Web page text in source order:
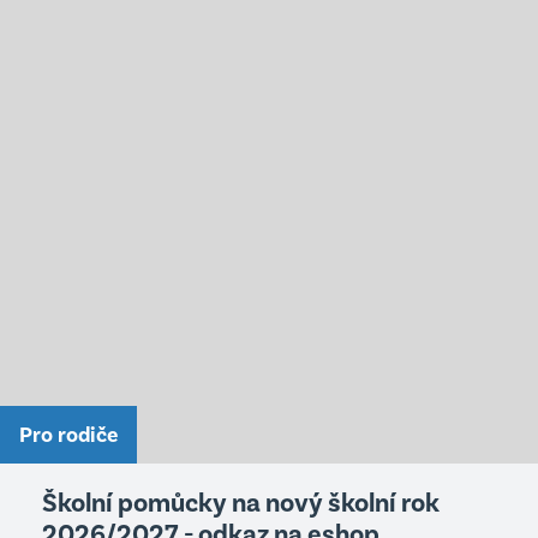
Pro rodiče
Školní pomůcky na nový školní rok